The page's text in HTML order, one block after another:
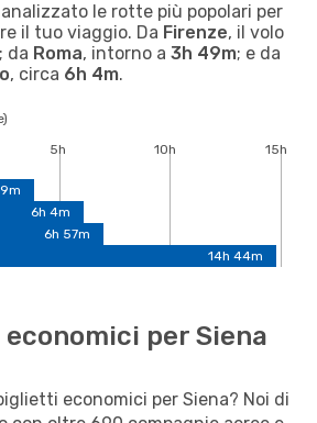
le rotte più popolari per
il tuo viaggio. Da Firenze, il volo
; da Roma, intorno a 3h 49m; e da
, circa 6h 4m.
5h 10h
15h
6h 4m
6h 57m
14h 44m
per Siena
economici per Siena? Noi di